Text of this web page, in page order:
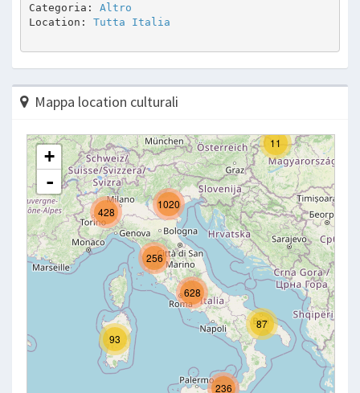
Categoria: Altro
Location: Tutta Italia
Mappa location culturali